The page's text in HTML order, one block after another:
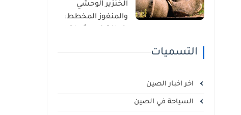
الخنزير الوحشي
والمنغوز المخطط:
التسميات
اخر اخبار الصين
السياحة في الصين